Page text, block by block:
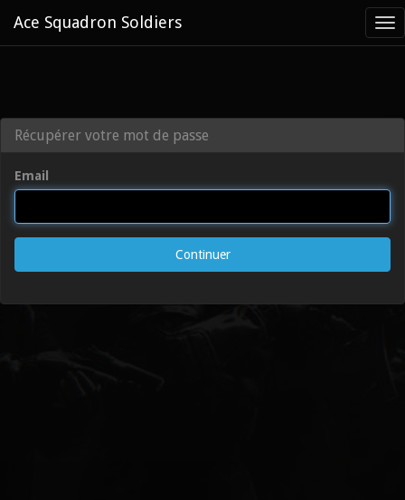
Ace Squadron Soldiers
Récupérer votre mot de passe
Email
Continuer